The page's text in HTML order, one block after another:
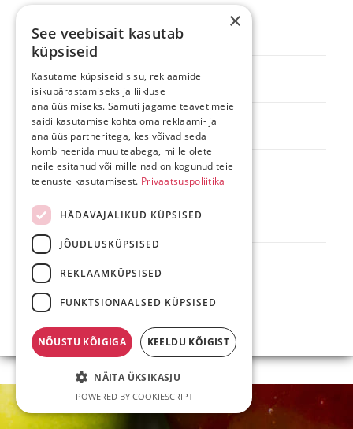
Õppekirjandusega seotud projektide juhtimine
Materjalide keeleline ja sisuline toimetamine
Kirjastamine käsikirjast raamatuni
Võõrkeeleõppe metoodika alane koolitus
Tõlketööd (inglise – eesti ja eesti – inglise)
Fototööd
×
See veebisait kasutab
küpsiseid
Kasutame küpsiseid sisu, reklaamide
isikupärastamiseks ja liikluse
analüüsimiseks. Samuti jagame teavet meie
saidi kasutamise kohta oma reklaami- ja
analüüsipartneritega, kes võivad seda
kombineerida muu teabega, mille olete
neile esitanud või mille nad on kogunud teie
teenuste kasutamisest. Privaatsuspoliitika
HÄDAVAJALIKUD KÜPSISED
JÕUDLUSKÜPSISED
REKLAAMKÜPSISED
FUNKTSIONAALSED KÜPSISED
NÕUSTU KÕIGIGA KEELDU KÕIGIST
NÄITA ÜKSIKASJU
POWERED BY COOKIESCRIPT